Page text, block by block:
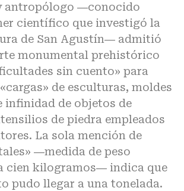
antropólogo ―conocido
científico que investigó la
de San Agustín― admitió
monumental prehistórico
sin cuento» para
de esculturas, moldes
infinidad de objetos de
de piedra empleados
La sola mención de
―medida de peso
cien kilogramos― indica que
pudo llegar a una tonelada.